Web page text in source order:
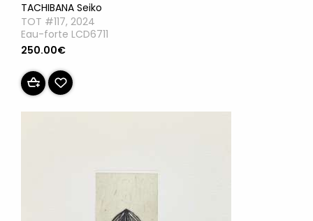
TACHIBANA Seiko
TOT #117, 2024
Eau-forte LCD6711
250.00€